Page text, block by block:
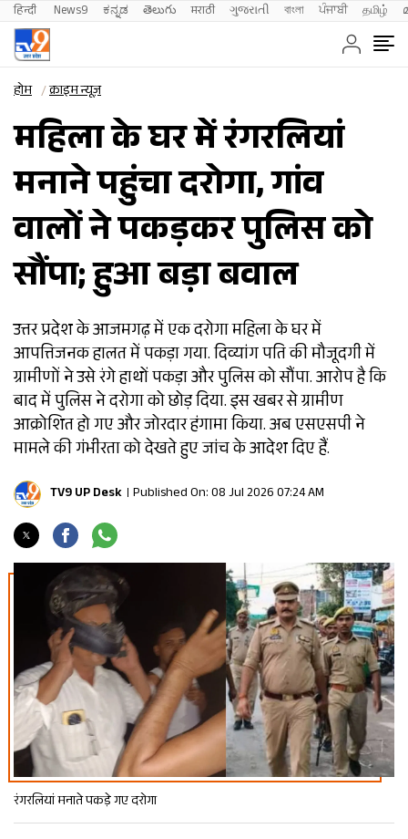
हिन्दी News9 ಕನ್ನಡ తెలుగు मराठी ગુજરાતી বাংলা ਪੰਜਾਬੀ தமிழ்
होम क्राइम न्यूज़
महिला के घर में रंगरलियां
मनाने पहुंचा दरोगा, गांव
वालों ने पकड़कर पुलिस को
सौंपा; हुआ बड़ा बवाल
उत्तर प्रदेश के आजमगढ़ में एक दरोगा महिला के घर में
आपत्तिजनक हालत में पकड़ा गया. दिव्यांग पति की मौजूदगी में
ग्रामीणों ने उसे रंगे हाथों पकड़ा और पुलिस को सौंपा. आरोप है कि
बाद में पुलिस ने दरोगा को छोड़ दिया. इस खबर से ग्रामीण
आक्रोशित हो गए और जोरदार हंगामा किया. अब एसएसपी ने
मामले की गंभीरता को देखते हुए जांच के आदेश दिए हैं.
TV9 UP Desk Published On: 08 Jul 2026 07:24 AM
रंगरलियां मनाते पकड़े गए दरोगा